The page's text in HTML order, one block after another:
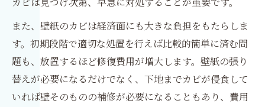
また、壁紙のカビは経済面にも大きな負担をもたらしま
す。初期段階で適切な処置を行えば比較的簡単に済む問
題も、放置するほど修復費用が増大します。壁紙の張り
替えが必要になるだけでなく、下地までカビが侵食して
いれば壁そのものの補修が必要になることもあり、費用